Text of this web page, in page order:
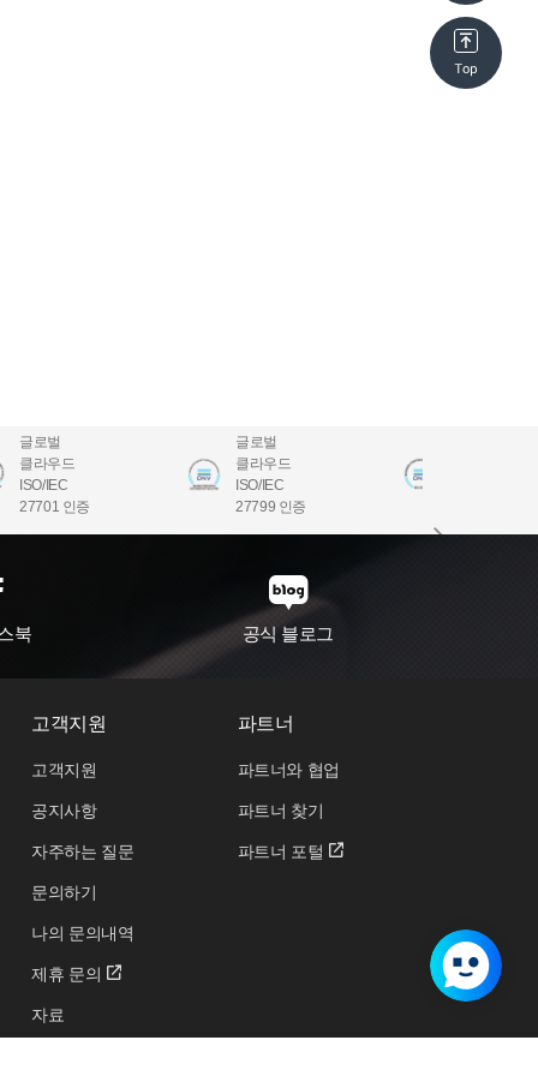
글로벌
클라우드
ISO/IEC
27701 인증
글로벌
클라우드
ISO/IEC
27799 인증
북 공식 블로그
고객지원
고객지원
공지사항
자주하는 질문
문의하기
나의 문의내역
제휴 문의
자료
파트너
파트너와 협업
파트너 찾기
파트너 포털